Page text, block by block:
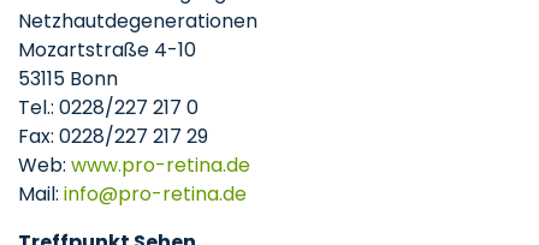
Netzhautdegenerationen
Mozartstraße 4-10
53115 Bonn
Tel.: 0228/227 217 0
Fax: 0228/227 217 29
Web: www.pro-retina.de
Mail: info pro-retinade